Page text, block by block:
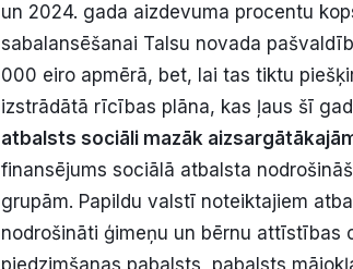
un 2024. gada aizdevuma procentu
sabalansēšanai Talsu novada
000 eiro apmērā, bet, lai tas tiktu
izstrādātā rīcības plāna, kas ļaus šī
atbalsts sociāli mazāk
finansējums sociālā atbalsta
grupām. Papildu valstī noteiktajiem
nodrošināti ģimeņu un bērnu attīstības